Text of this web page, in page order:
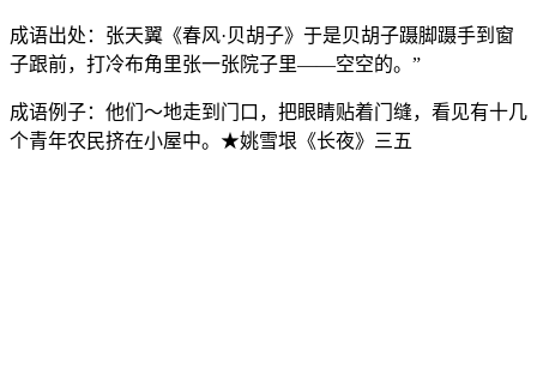
成语出处： 张天翼《春风·贝胡子》于是贝胡子蹑脚蹑手到窗
子跟前，打冷布角里张一张院子里——空空的。”
成语例子： 他们～地走到门口，把眼睛贴着门缝，看见有十几
个青年农民挤在小屋中。★姚雪垠《长夜》三五